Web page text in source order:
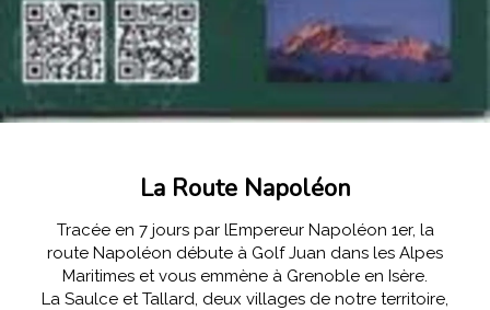
La Route Napoléon
Tracée en 7 jours par lEmpereur Napoléon 1er, la
route Napoléon débute à Golf Juan dans les Alpes
Maritimes et vous emmène à Grenoble en Isère.
La Saulce et Tallard, deux villages de notre territoire,